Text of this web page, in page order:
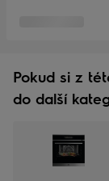
Pokud si z
do další